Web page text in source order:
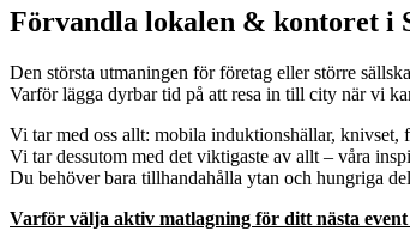
Förvandla lokalen & kontoret i
Den största utmaningen för företag eller större
Varför lägga dyrbar tid på att resa in till city när vi
Vi tar med oss allt: mobila induktionshällar, knivset,
Vi tar dessutom med det viktigaste av allt – våra
Du behöver bara tillhandahålla ytan och hungriga
Varför välja aktiv matlagning för ditt nästa